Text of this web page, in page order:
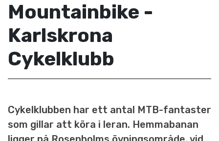
Mountainbike -
Karlskrona
Cykelklubb
Cykelklubben har ett antal MTB-fantaster
som gillar att köra i leran. Hemmabanan